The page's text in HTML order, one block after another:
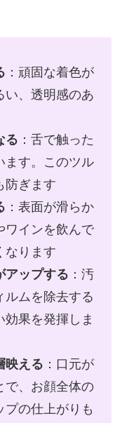
：頑固な着色が
い、透明感のあ
る ：舌で触った
ます。このツル
防ぎます
：表面が滑らか
ワインを飲んで
なります
アップする ：汚
ルムを除去する
効果を発揮しま
映える ：口元が
で、お顔全体の
プの仕上がりも